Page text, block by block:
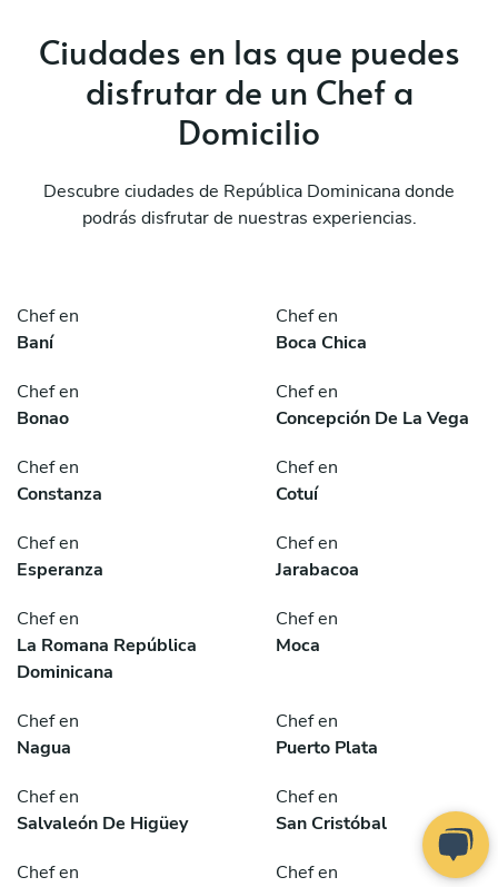
Ciudades en las que puedes
disfrutar de un Chef a
Domicilio
Descubre ciudades de República Dominicana donde
podrás disfrutar de nuestras experiencias.
Chef en
Baní
Chef en
Boca Chica
Chef en
Bonao
Chef en
Concepción De La Vega
Chef en
Constanza
Chef en
Cotuí
Chef en
Esperanza
Chef en
Jarabacoa
Chef en
La Romana República
Dominicana
Chef en
Moca
Chef en
Nagua
Chef en
Puerto Plata
Chef en
Salvaleón De Higüey
Chef en
San Cristóbal
Chef en
Chef en